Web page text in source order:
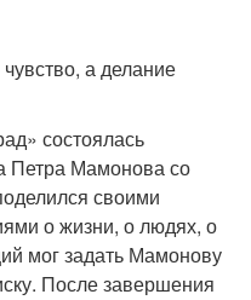
а делание
состоялась
Петра Мамонова со
своими
о жизни, о людях, о
мог задать Мамонову
После завершения